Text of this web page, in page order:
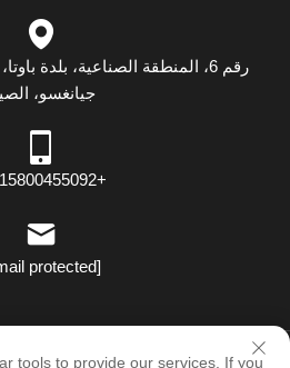
رقم 6، المنطقة الصناعية، بلدة
جيانغسو،
+86-15800455092
[email protected]
حقوق النسخ © لوكسستار إندستريال
tools to provide our services. If you